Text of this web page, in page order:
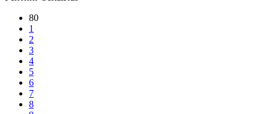
80
1
2
3
4
5
6
7
8